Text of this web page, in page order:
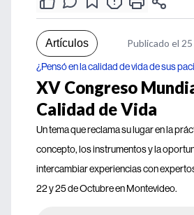
Artículos Publicado el
¿Pensó en la calidad de vida de sus
XV Congreso
Calidad de Vida
Un tema que reclama su lugar en la
concepto, los instrumentos y la
intercambiar experiencias con
22 y 25 de Octubre en Montevideo.